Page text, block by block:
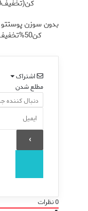
کن(تخفیف50%)
کن50%تخفیف پاییزی
اشتراک
مطلع شدن
0نظرات